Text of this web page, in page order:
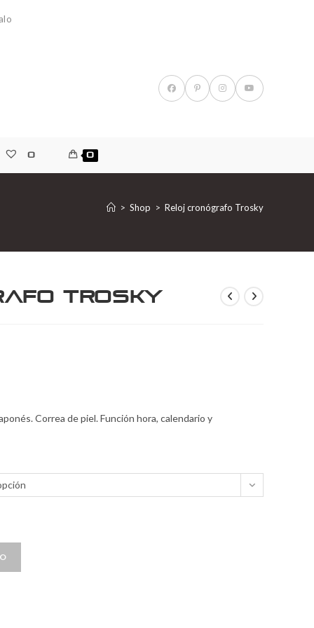
0 0
> Shop > Reloj cronógrafo Trosky
Trosky
Correa de piel. Función hora, calendario y